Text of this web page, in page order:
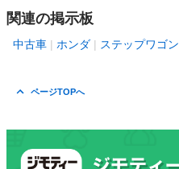
関連の掲示板
中古車 ホンダ ステップワゴン
ページTOPへ